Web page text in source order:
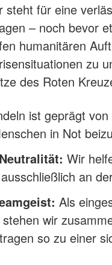
steht für eine
– noch bevor
humanitären
zu
des Roten
ist geprägt
in Not
Wir
an
Als
wir
so zu einer